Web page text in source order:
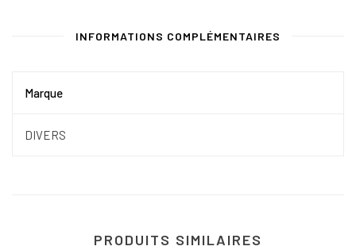
INFORMATIONS COMPLÉMENTAIRES
Marque
DIVERS
PRODUITS SIMILAIRES